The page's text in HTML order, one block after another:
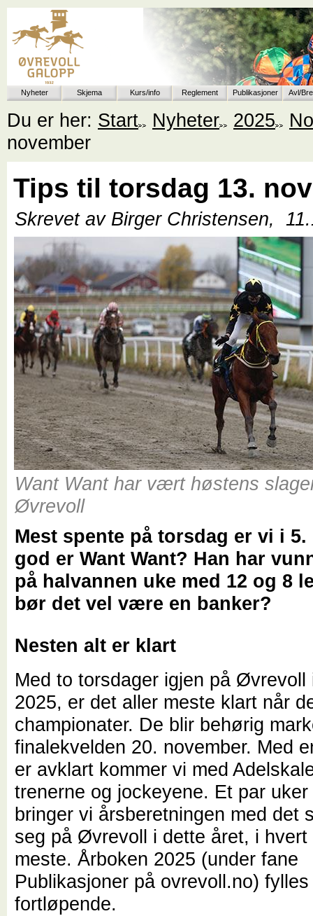
Nyheter Skjema Kurs/info Reglement Publikasjoner Avl/
Du er her: Start Nyheter 2025
november
Tips til torsdag 13.
Skrevet av Birger Christensen,
Want Want har vært høstens
Øvrevoll
Mest spente på torsdag er vi i
god er Want Want? Han har
på halvannen uke med 12 og 8
bør det vel være en banker?
Nesten alt er klart
Med to torsdager igjen på Øvrevoll
2025, er det aller meste klart når
championater. De blir behørig
finalekvelden 20. november. Med
er avklart kommer vi med
trenerne og jockeyene. Et par
bringer vi årsberetningen med det
seg på Øvrevoll i dette året, i hvert
meste. Årboken 2025 (under fane
Publikasjoner på ovrevoll.no)
fortløpende.